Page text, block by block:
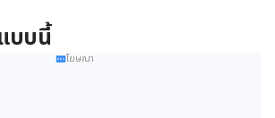
บบนี้
โฆษณา